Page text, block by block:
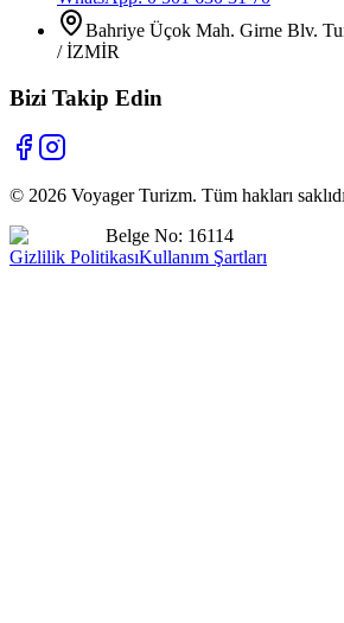
Bahriye Üçok Mah. Girne Blv.
/ İZMİR
Bizi Takip Edin
© 2026 Voyager Turizm. Tüm hakları
Belge No: 16114
Gizlilik PolitikasıKullanım Şartları